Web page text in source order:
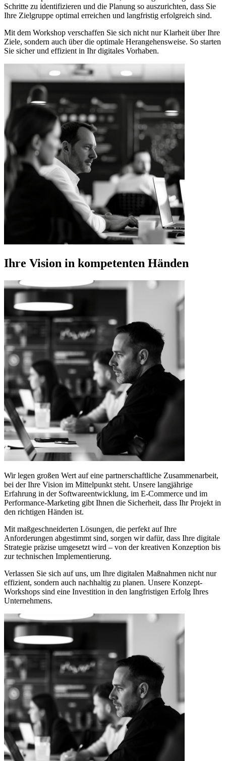
Schritte zu identifizieren und die Planung so auszurichten, dass Sie
Ihre Zielgruppe optimal erreichen und langfristig erfolgreich sind.
Mit dem Workshop verschaffen Sie sich nicht nur Klarheit über Ihre
Ziele, sondern auch über die optimale Herangehensweise. So starten
Sie sicher und effizient in Ihr digitales Vorhaben.
Ihre Vision in kompetenten Händen
Wir legen großen Wert auf eine partnerschaftliche Zusammenarbeit,
bei der Ihre Vision im Mittelpunkt steht. Unsere langjährige
Erfahrung in der Softwareentwicklung, im E-Commerce und im
Performance-Marketing gibt Ihnen die Sicherheit, dass Ihr Projekt in
den richtigen Händen ist.
Mit maßgeschneiderten Lösungen, die perfekt auf Ihre
Anforderungen abgestimmt sind, sorgen wir dafür, dass Ihre digitale
Strategie präzise umgesetzt wird – von der kreativen Konzeption bis
zur technischen Implementierung.
Verlassen Sie sich auf uns, um Ihre digitalen Maßnahmen nicht nur
effizient, sondern auch nachhaltig zu planen. Unsere Konzept-
Workshops sind eine Investition in den langfristigen Erfolg Ihres
Unternehmens.